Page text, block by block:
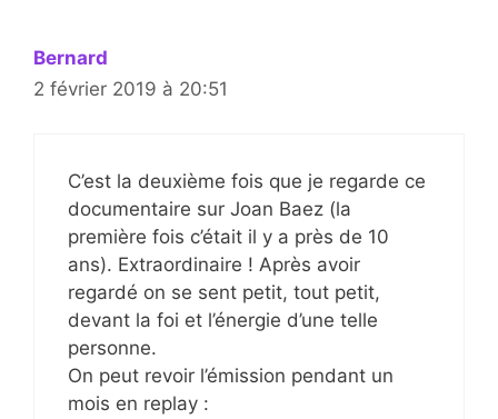
Bernard
2 février 2019 à 20:51
C’est la deuxième fois que je regarde ce
documentaire sur Joan Baez (la
première fois c’était il y a près de 10
ans). Extraordinaire ! Après avoir
regardé on se sent petit, tout petit,
devant la foi et l’énergie d’une telle
personne.
On peut revoir l’émission pendant un
mois en replay :